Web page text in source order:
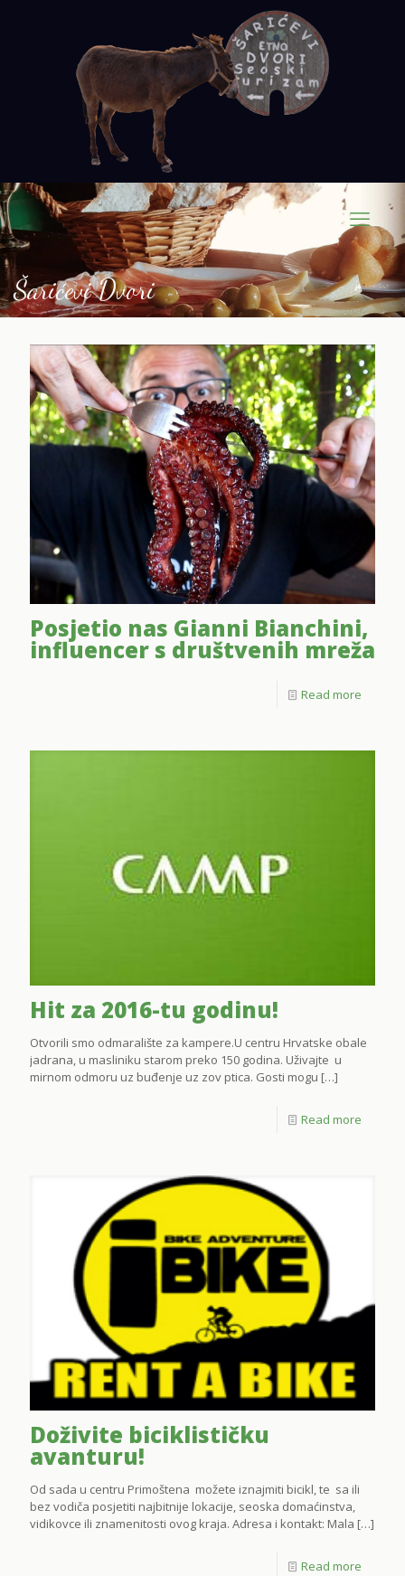
Šarićevi Dvori
Posjetio nas Gianni Bianchini,
influencer s društvenih mreža
Read more
Hit za 2016-tu godinu!
Otvorili smo odmaralište za kampere.U centru Hrvatske obale
jadrana, u masliniku starom preko 150 godina. Uživajte u
mirnom odmoru uz buđenje uz zov ptica. Gosti mogu […]
Read more
Doživite biciklističku
avanturu!
Od sada u centru Primoštena možete iznajmiti bicikl, te sa ili
bez vodiča posjetiti najbitnije lokacije, seoska domaćinstva,
vidikovce ili znamenitosti ovog kraja. Adresa i kontakt: Mala […]
Read more